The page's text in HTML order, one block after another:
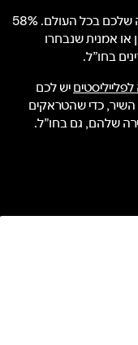
מעודד את גילוי המוזיקה שלכם בכל העולם. 58%
או אמנית שנבחרו
יש לכם
כדי שהטראקים
שלהם, גם בחו”ל.